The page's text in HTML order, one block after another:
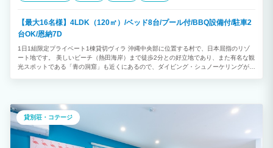
【最大16名様】4LDK（120㎡）/ベッド8台/プール付/BBQ設備付/駐車2
台OK/恩納7D
1日1組限定プライベート1棟貸切ヴィラ 沖縄中央部に位置する村で、日本屈指のリゾ
ート地です。 美しいビーチ（熱田海岸）まで徒歩2分との好立地であり、また有名な観
光スポットである「青の洞窟」も近くにあるので、ダイビング・シュノーケリングが楽
貸別荘・コテージ